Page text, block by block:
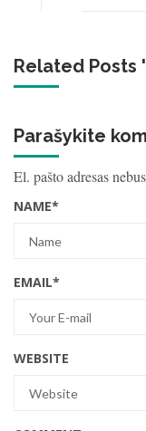
Related Posts '
Parašykite
El. pašto adresas
NAME*
EMAIL*
WEBSITE